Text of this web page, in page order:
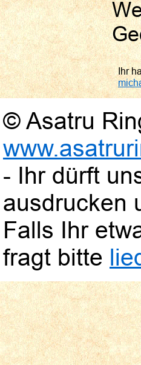
Ihr
© Asatru
- Ihr dürft
ausdrucken
Falls Ihr
fragt bitte